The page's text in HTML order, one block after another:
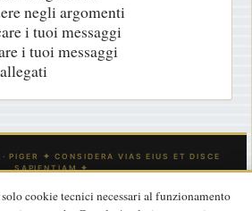
negli argomenti
i tuoi messaggi
i tuoi messaggi
cookie tecnici necessari al funzionamento